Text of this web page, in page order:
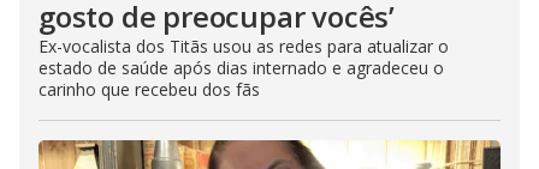
gosto de preocupar vocês’
Ex-vocalista dos Titãs usou as redes para atualizar o
estado de saúde após dias internado e agradeceu o
carinho que recebeu dos fãs